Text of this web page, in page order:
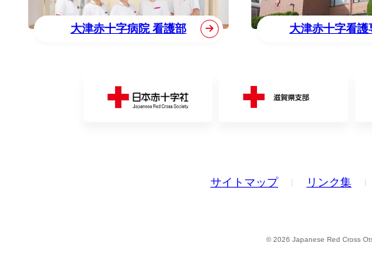
大津赤十字病院 看護部 大津赤十字看護
サイトマップ リンク集
© 2026 Japanese Red Cross